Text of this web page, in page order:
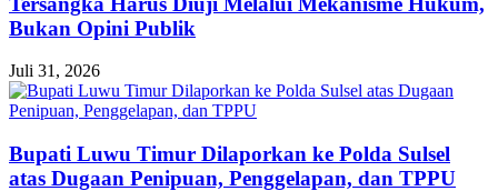
Bukan Opini Publik
Juli 31, 2026
Bupati Luwu Timur Dilaporkan ke Polda Sulsel
atas Dugaan Penipuan, Penggelapan, dan TPPU